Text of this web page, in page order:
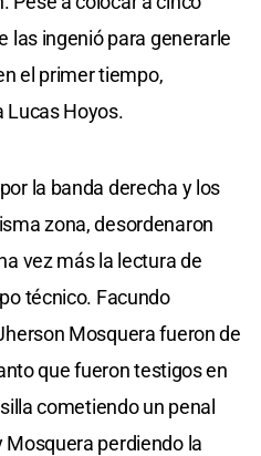
las ingenió para generarle
el primer tiempo,
Lucas Hoyos.
la banda derecha y los
zona, desordenaron
vez más la lectura de
técnico. Facundo
Mosquera fueron de
que fueron testigos en
cometiendo un penal
perdiendo la